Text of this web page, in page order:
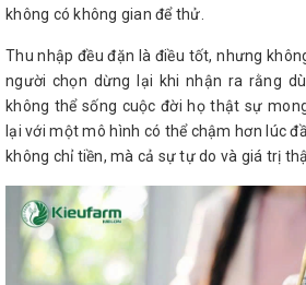
không có không gian để thử.
Thu nhập đều đặn là điều tốt, nhưng
người chọn dừng lại khi nhận ra rằng
không thể sống cuộc đời họ thật sự
lại với một mô hình có thể chậm hơn lúc
không chỉ tiền, mà cả sự tự do và giá trị